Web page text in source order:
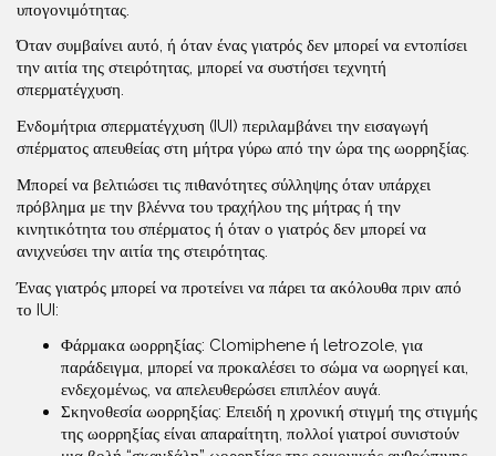
υπογονιμότητας.
Όταν συμβαίνει αυτό, ή όταν ένας γιατρός δεν μπορεί να εντοπίσει
την αιτία της στειρότητας, μπορεί να συστήσει τεχνητή
σπερματέγχυση.
Ενδομήτρια σπερματέγχυση (IUI) περιλαμβάνει την εισαγωγή
σπέρματος απευθείας στη μήτρα γύρω από την ώρα της ωορρηξίας.
Μπορεί να βελτιώσει τις πιθανότητες σύλληψης όταν υπάρχει
πρόβλημα με την βλέννα του τραχήλου της μήτρας ή την
κινητικότητα του σπέρματος ή όταν ο γιατρός δεν μπορεί να
ανιχνεύσει την αιτία της στειρότητας.
Ένας γιατρός μπορεί να προτείνει να πάρει τα ακόλουθα πριν από
το IUI:
Φάρμακα ωορρηξίας: Clomiphene ή letrozole, για
παράδειγμα, μπορεί να προκαλέσει το σώμα να ωορηγεί και,
ενδεχομένως, να απελευθερώσει επιπλέον αυγά.
Σκηνοθεσία ωορρηξίας: Επειδή η χρονική στιγμή της στιγμής
της ωορρηξίας είναι απαραίτητη, πολλοί γιατροί συνιστούν